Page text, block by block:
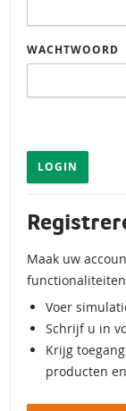
WACHTWOORD
LOGIN
Maak uw
Voer
Schrijf u in
Krijg
producten